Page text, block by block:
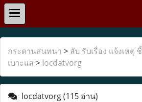
กระดานสนทนา > ลับ รับเรื่อง แจ้งเหตุ ชี้
เบาะแส > locdatvorg
locdatvorg(115 อ่าน)